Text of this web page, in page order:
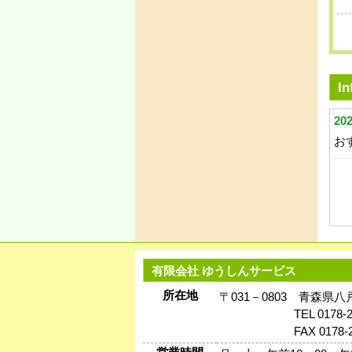
お
有限会社 ゆうしんサービス
所在地
〒031－0803 青森県八
TEL 0178-
FAX 0178-